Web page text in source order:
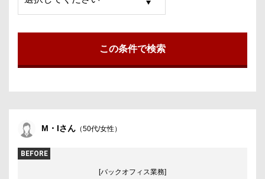
M・Iさん （50代/女性）
BEFORE
[バックオフィス業務]